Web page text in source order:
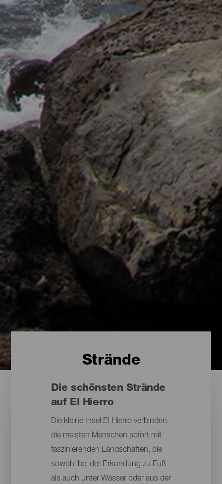
Strände
Die schönsten Strände
auf El Hierro
Die kleine Insel El Hierro verbinden
die meisten Menschen sofort mit
faszinierenden Landschaften, die
sowohl bei der Erkundung zu Fuß
als auch unter Wasser oder aus der